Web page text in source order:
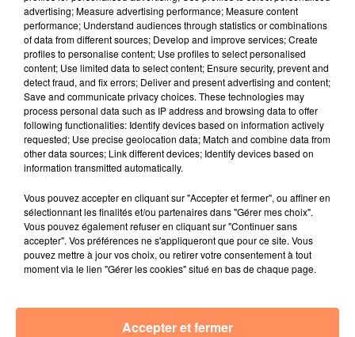
4 juillet 2022
Radio Star Live avec Dadju
27 juin 2022
Marseille : une application pour mettre en
relation extras et...
27 juin 2022
Le cocholed pour jouer à la pétanque
jusqu'au bout de la nuit !
10 mai 2022
Toulon : des quais électrifiés pour 2023 !
10 mai 2022
Cassis organise sa traditionnelle "Fête du vin"
Marseille : appel à témoins pour retrouver
advertising; Measure advertising performance; Measure content
performance; Understand audiences through statistics or combinations
of data from different sources; Develop and improve services; Create
profiles to personalise content; Use profiles to select personalised
content; Use limited data to select content; Ensure security, prevent and
detect fraud, and fix errors; Deliver and present advertising and content;
Save and communicate privacy choices. These technologies may
process personal data such as IP address and browsing data to offer
following functionalities: Identify devices based on information actively
requested; Use precise geolocation data; Match and combine data from
other data sources; Link different devices; Identify devices based on
information transmitted automatically.
Vous pouvez accepter en cliquant sur "Accepter et fermer", ou affiner en
sélectionnant les finalités et/ou partenaires dans "Gérer mes choix".
Vous pouvez également refuser en cliquant sur "Continuer sans
accepter". Vos préférences ne s'appliqueront que pour ce site. Vous
pouvez mettre à jour vos choix, ou retirer votre consentement à tout
moment via le lien "Gérer les cookies" situé en bas de chaque page.
Accepter et fermer